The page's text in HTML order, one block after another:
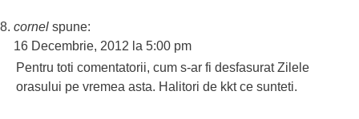
cornel spune:
16 Decembrie, 2012 la 5:00 pm
Pentru toti comentatorii, cum s-ar fi desfasurat Zilele
orasului pe vremea asta. Halitori de kkt ce sunteti.